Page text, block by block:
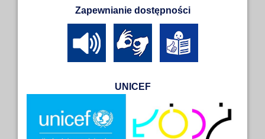
Zapewnianie dostępności
UNICEF